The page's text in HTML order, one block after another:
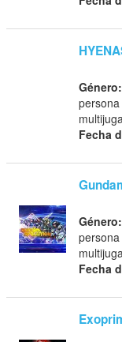
Género:
Fecha
Género:
Fecha